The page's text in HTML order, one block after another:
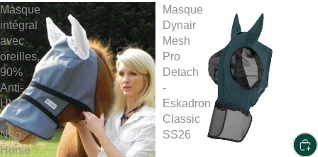
Masque
intégral
avec
oreilles,
90%
Anti-
UV
-
Nag
Horse
Masque
Dynair
Mesh
Pro
Detach
-
Eskadron
Classic
SS26